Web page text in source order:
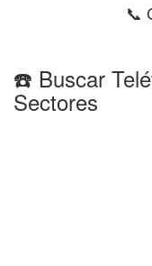
📞
☎️ Buscar
Sectores